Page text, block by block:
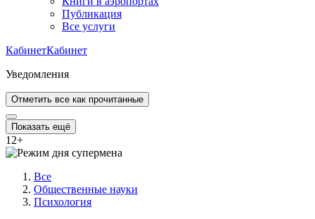
Публикация
Все услуги
КабинетКабинет
Уведомления
Отметить все как прочитанные
Показать ещё
12+
Все
Общественные науки
Психология